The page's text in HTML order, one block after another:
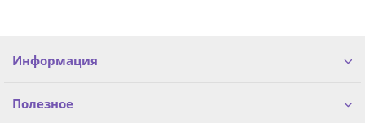
Информация
Полезное